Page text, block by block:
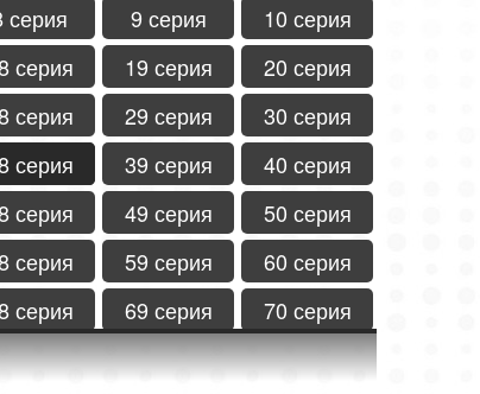
серия 9 серия
10 серия
серия 19 серия
20 серия
серия 29 серия
30 серия
серия 39 серия
40 серия
серия 49 серия
50 серия
серия 59 серия
60 серия
серия 69 серия
70 серия
серия 79 серия
80 серия